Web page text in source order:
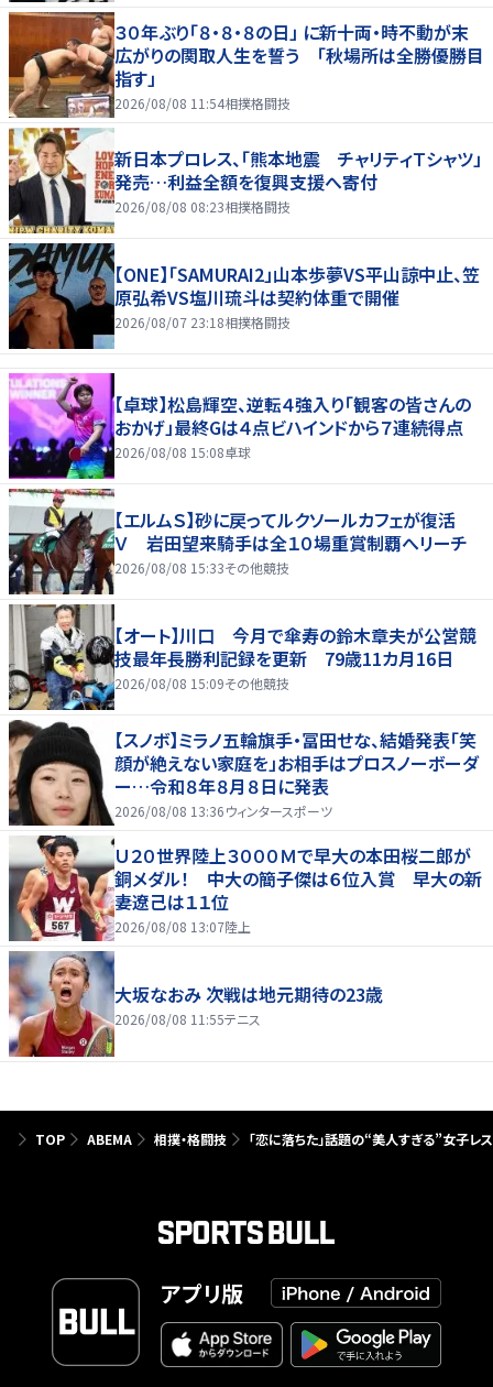
３０年ぶり「８・８・８の日」 に新十両・時不動が末
広がりの関取人生を誓う 「秋場所は全勝優勝目
指す」
2026/08/08 11:54相撲格闘技
新日本プロレス、「熊本地震 チャリティＴシャツ」
発売…利益全額を復興支援へ寄付
2026/08/08 08:23相撲格闘技
【ONE】「SAMURAI2」山本歩夢VS平山諒中止、笠
原弘希VS塩川琉斗は契約体重で開催
2026/08/07 23:18相撲格闘技
【卓球】松島輝空、逆転４強入り「観客の皆さんの
おかげ」最終Gは４点ビハインドから７連続得点
2026/08/08 15:08卓球
【エルムＳ】砂に戻ってルクソールカフェが復活
Ｖ 岩田望来騎手は全１０場重賞制覇へリーチ
2026/08/08 15:33その他競技
【オート】川口 今月で傘寿の鈴木章夫が公営競
技最年長勝利記録を更新 79歳11カ月16日
2026/08/08 15:09その他競技
【スノボ】ミラノ五輪旗手・冨田せな、結婚発表「笑
顔が絶えない家庭を」お相手はプロスノーボーダ
ー…令和８年８月８日に発表
2026/08/08 13:36ウィンタースポーツ
Ｕ２０世界陸上３０００Ｍで早大の本田桜二郎が
銅メダル！ 中大の簡子傑は６位入賞 早大の新
妻遼己は１１位
2026/08/08 13:07陸上
大坂なおみ 次戦は地元期待の23歳
2026/08/08 11:55テニス
TOP ABEMA 相撲・格闘技 「恋に落ちた」話題の“美人すぎる”女子レ
アプリ版